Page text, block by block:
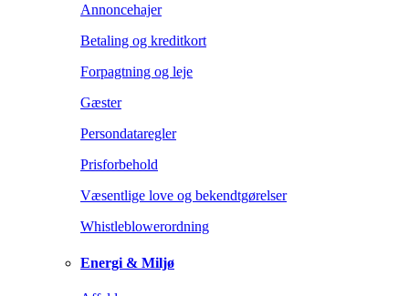
Annoncehajer
Betaling og kreditkort
Forpagtning og leje
Gæster
Persondataregler
Prisforbehold
Væsentlige love og bekendtgørelser
Whistleblowerordning
Energi & Miljø